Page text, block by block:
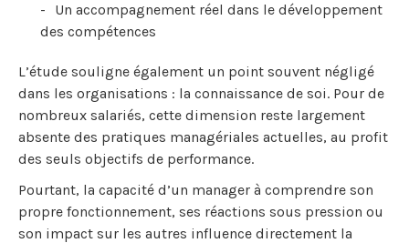
Un accompagnement réel dans le développement
des compétences
L’étude souligne également un point souvent négligé
dans les organisations : la connaissance de soi. Pour de
nombreux salariés, cette dimension reste largement
absente des pratiques managériales actuelles, au profit
des seuls objectifs de performance.
Pourtant, la capacité d’un manager à comprendre son
propre fonctionnement, ses réactions sous pression ou
son impact sur les autres influence directement la